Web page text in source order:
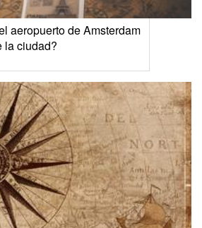
aeropuerto de Amsterdam
la ciudad?